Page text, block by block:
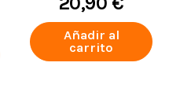
Añadir al
carrito